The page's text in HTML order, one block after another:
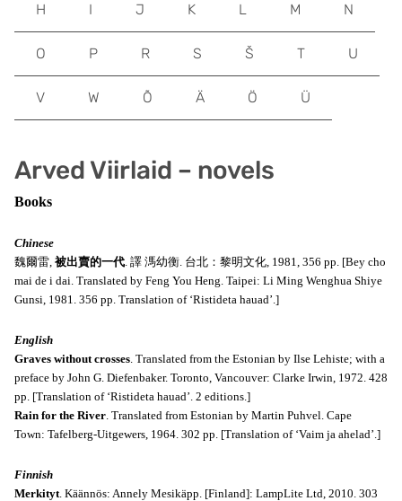
Arved Viirlaid – novels
Books
Chinese
魏爾雷, 被出賣的一代. 譯 溤幼衡. 台北：黎明文化, 1981, 356 pp. [Bey cho
mai de i dai. Translated by Feng You Heng. Taipei: Li Ming Wenghua Shiye
Gunsi, 1981. 356 pp. Translation of ‘Ristideta hauad’.]
English
Graves without crosses. Translated from the Estonian by Ilse Lehiste; with a
preface by John G. Diefenbaker. Toronto, Vancouver: Clarke Irwin, 1972. 428
pp. [Translation of ‘Ristideta hauad’. 2 editions.]
Rain for the River. Translated from Estonian by Martin Puhvel. Cape
Town: Tafelberg-Uitgewers, 1964. 302 pp. [Translation of ‘Vaim ja ahelad’.]
Finnish
Merkityt. Käännös: Annely Mesikäpp. [Finland]: LampLite Ltd, 2010. 303
H I J K L M N
O P R S Š T U
V W Õ Ä Ö Ü